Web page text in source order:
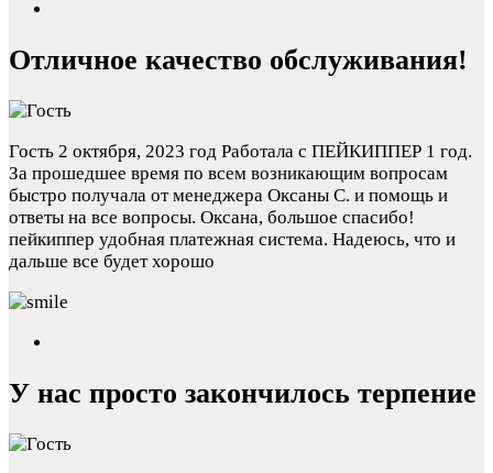
Отличное качество обслуживания!
Гость 2 октября, 2023 год Работала с ПЕЙКИППЕР 1 год.
За прошедшее время по всем возникающим вопросам
быстро получала от менеджера Оксаны С. и помощь и
ответы на все вопросы. Оксана, большое спасибо!
пейкиппер удобная платежная система. Надеюсь, что и
дальше все будет хорошо
У нас просто закончилось терпение